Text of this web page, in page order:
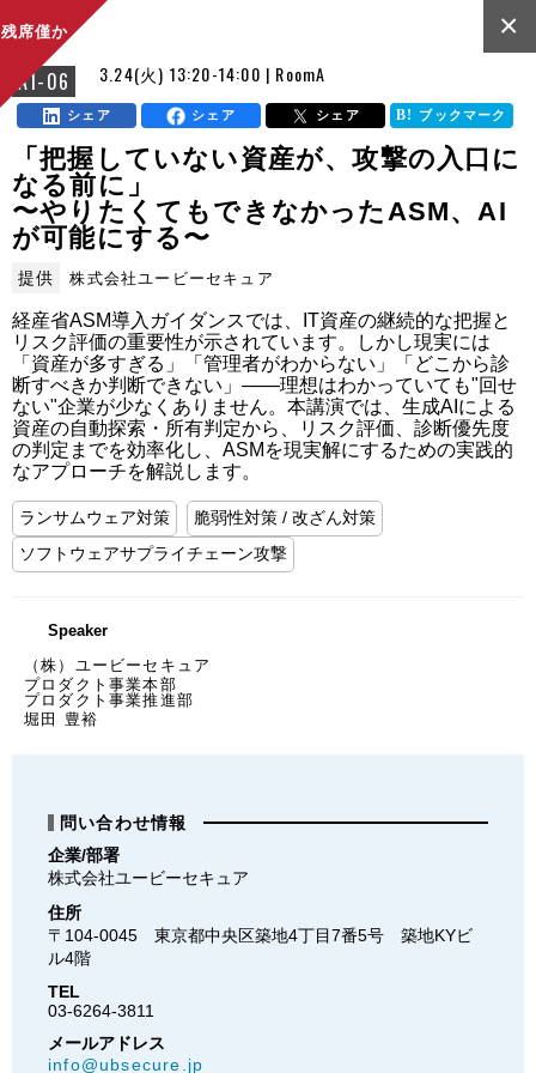
A1-06 3.24(火) 13:20-14:00 | RoomA
×
シェア シェア シェア ブックマーク
残席僅か
「把握していない資産が、攻撃の入口に
なる前に」
〜やりたくてもできなかったASM、AI
が可能にする〜
提供 株式会社ユービーセキュア
経産省ASM導入ガイダンスでは、IT資産の継続的な把握と
リスク評価の重要性が示されています。しかし現実には
「資産が多すぎる」「管理者がわからない」「どこから診
断すべきか判断できない」——理想はわかっていても"回せ
ない"企業が少なくありません。本講演では、生成AIによる
資産の自動探索・所有判定から、リスク評価、診断優先度
の判定までを効率化し、ASMを現実解にするための実践的
なアプローチを解説します。
ランサムウェア対策
脆弱性対策 / 改ざん対策
ソフトウェアサプライチェーン攻撃
Speaker
（株）ユービーセキュア
プロダクト事業本部
プロダクト事業推進部
堀田 豊裕
問い合わせ情報
企業/部署
株式会社ユービーセキュア
住所
〒104-0045　東京都中央区築地4丁目7番5号　築地KYビ
ル4階
TEL
03-6264-3811
メールアドレス
info@ubsecure.jp